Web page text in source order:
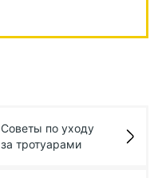
Советы по уходу
за тротуарами